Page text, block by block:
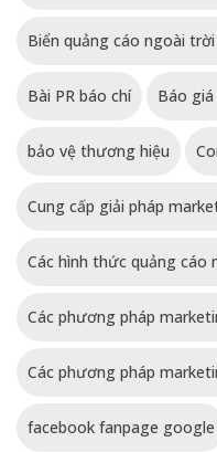
Biển quảng cáo ngoài
Bài PR báo chí Báo
bảo vệ thương hiệu
Cung cấp giải pháp
Các hình thức quảng cáo
Các phương pháp
Các phương pháp
facebook fanpage google